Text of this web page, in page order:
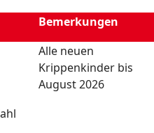
Bemerkungen
Alle neuen
Krippenkinder bis
August 2026